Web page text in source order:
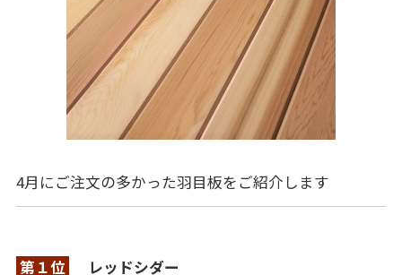
4月にご注文の多かった羽目板をご紹介します
第１位 レッドシダー